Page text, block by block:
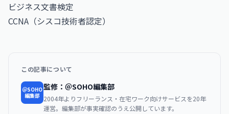
ビジネス文書検定
CCNA（シスコ技術者認定）
この記事について
＠SOHO
編集部
監修：＠SOHO編集部
2004年よりフリーランス・在宅ワーク向けサービスを20年
運営。編集部が事実確認のうえ公開しています。